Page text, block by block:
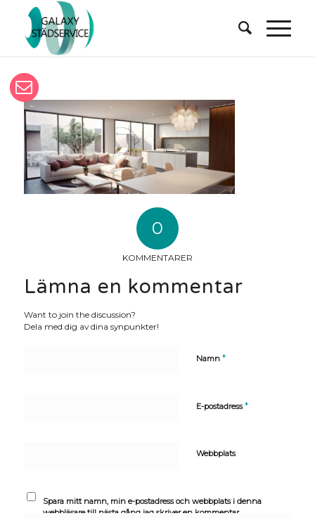
0
KOMMENTARER
Lämna en kommentar
Want to join the discussion?
Dela med dig av dina synpunkter!
Namn *
E-postadress*
Webbplats
Spara mitt namn, min e-postadress och webbplats i denna
webbläsare till nästa gång jag skriver en kommentar.